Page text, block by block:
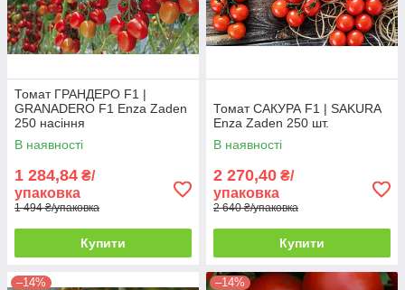
Томат ГРАНДЕРО F1 |
GRANADERO F1 Enza Zaden
250 насіння
В наявності
1 284,84 ₴/
упаковка
1 494 ₴/упаковка
Купити
Томат САКУРА F1 | SAKURA
Enza Zaden 250 шт.
В наявності
2 270,40 ₴/
упаковка
2 640 ₴/упаковка
Купити
–14% –14%